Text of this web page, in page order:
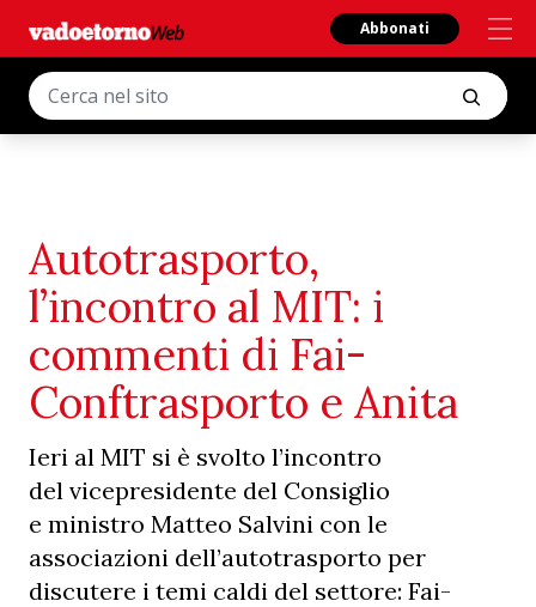
Abbonati
Autotrasporto,
l’incontro al MIT: i
commenti di Fai-
Conftrasporto e Anita
Ieri al MIT si è svolto l’incontro
del vicepresidente del Consiglio
e ministro Matteo Salvini con le
associazioni dell’autotrasporto per
discutere i temi caldi del settore: Fai-